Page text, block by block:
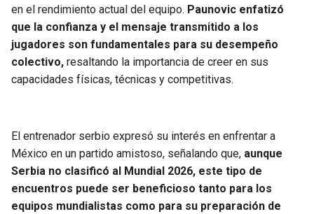
en el rendimiento actual del equipo. Paunovic enfatizó
que la confianza y el mensaje transmitido a los
jugadores son fundamentales para su desempeño
colectivo, resaltando la importancia de creer en sus
capacidades físicas, técnicas y competitivas.
El entrenador serbio expresó su interés en enfrentar a
México en un partido amistoso, señalando que, aunque
Serbia no clasificó al Mundial 2026, este tipo de
encuentros puede ser beneficioso tanto para los
equipos mundialistas como para su preparación de